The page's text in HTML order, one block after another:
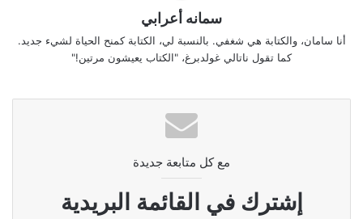
سمانه أعرابي
أنا سامان، والكتابة هي شغفي. بالنسبة لي، الكتابة كمنح الحياة لشيء جديد.
كما تقول ناتالي غولدبرغ، "الكتاب يعيشون مرتين!"
مع كل متابعة جديدة
إشترك في القائمة البريدية